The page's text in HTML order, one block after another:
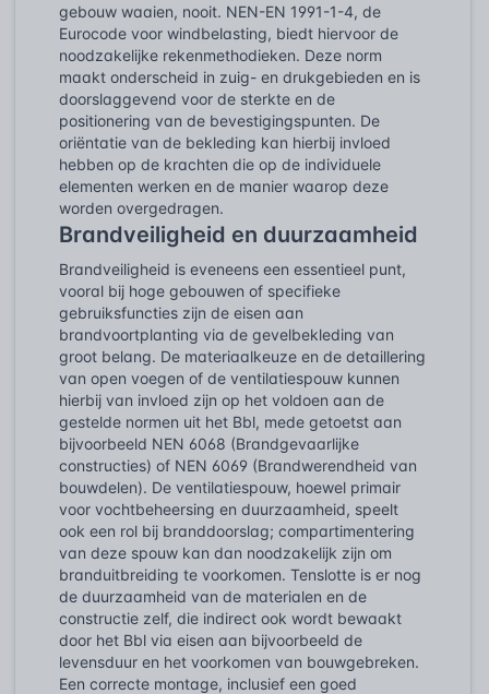
gebouw waaien, nooit. NEN-EN 1991-1-4, de
Eurocode voor windbelasting, biedt hiervoor de
noodzakelijke rekenmethodieken. Deze norm
maakt onderscheid in zuig- en drukgebieden en is
doorslaggevend voor de sterkte en de
positionering van de bevestigingspunten. De
oriëntatie van de bekleding kan hierbij invloed
hebben op de krachten die op de individuele
elementen werken en de manier waarop deze
worden overgedragen.
Brandveiligheid en duurzaamheid
Brandveiligheid is eveneens een essentieel punt,
vooral bij hoge gebouwen of specifieke
gebruiksfuncties zijn de eisen aan
brandvoortplanting via de gevelbekleding van
groot belang. De materiaalkeuze en de detaillering
van open voegen of de ventilatiespouw kunnen
hierbij van invloed zijn op het voldoen aan de
gestelde normen uit het Bbl, mede getoetst aan
bijvoorbeeld NEN 6068 (Brandgevaarlijke
constructies) of NEN 6069 (Brandwerendheid van
bouwdelen). De ventilatiespouw, hoewel primair
voor vochtbeheersing en duurzaamheid, speelt
ook een rol bij branddoorslag; compartimentering
van deze spouw kan dan noodzakelijk zijn om
branduitbreiding te voorkomen. Tenslotte is er nog
de duurzaamheid van de materialen en de
constructie zelf, die indirect ook wordt bewaakt
door het Bbl via eisen aan bijvoorbeeld de
levensduur en het voorkomen van bouwgebreken.
Een correcte montage, inclusief een goed